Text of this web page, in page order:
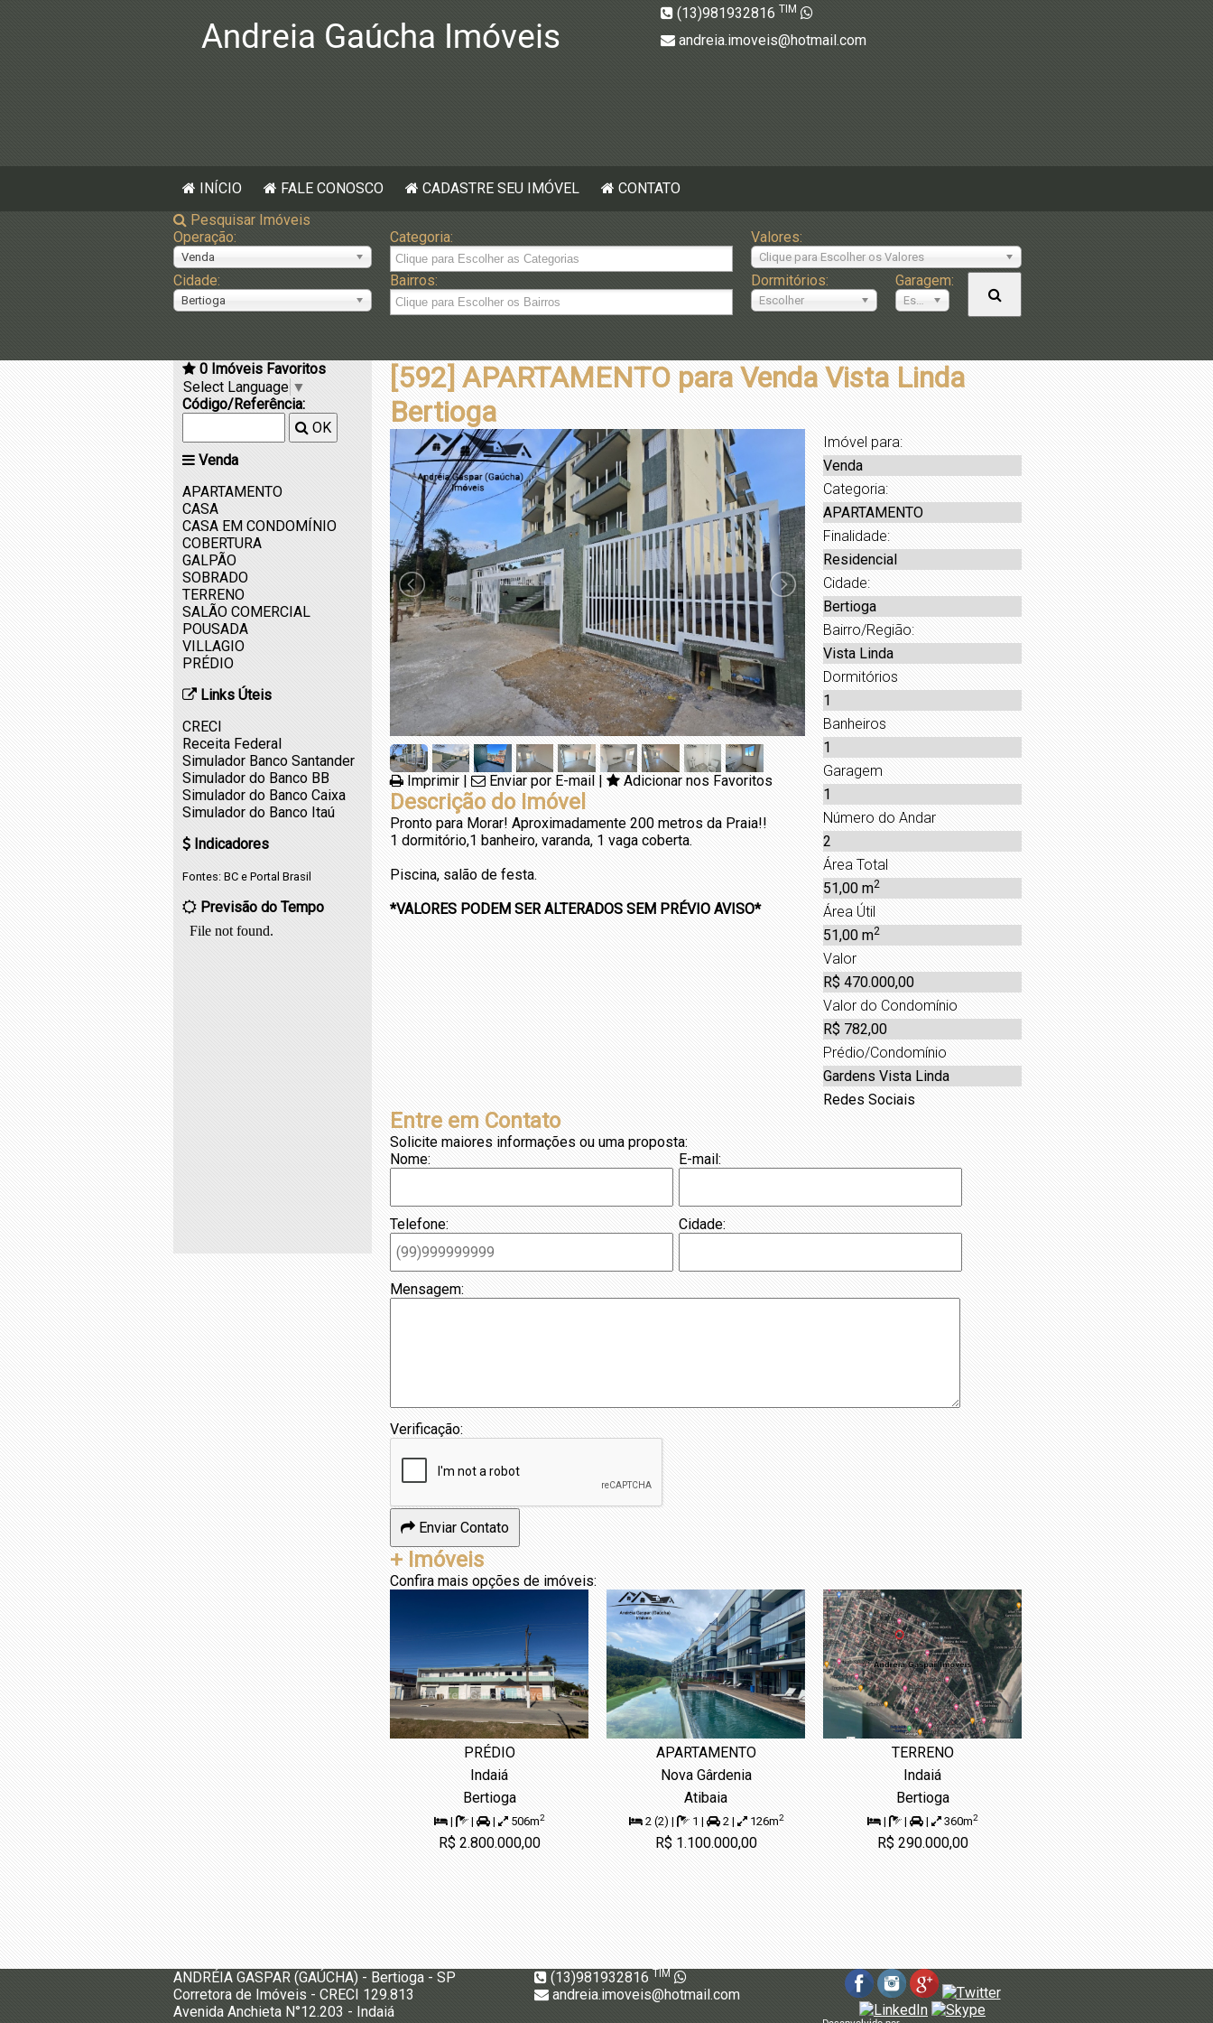
(13)981932816 TIM
andreia.imoveis@hotmail.com
INÍCIO FALE CONOSCO CADASTRE SEU IMÓVEL
CONTATO
Pesquisar Imóveis
Operação:
Venda
Categoria: Valores:
Clique para Escolher os Valores
Cidade:
Bertioga
Bairros: Dormitórios:
Escolher
Garagem:
Escolher
0 Imóveis Favoritos
Select Language ▼
Código/Referência:
OK
Venda
APARTAMENTO
CASA
CASA EM CONDOMÍNIO
COBERTURA
GALPÃO
SOBRADO
TERRENO
SALÃO COMERCIAL
POUSADA
VILLAGIO
PRÉDIO
Links Úteis
CRECI
Receita Federal
Simulador Banco Santander
Simulador do Banco BB
Simulador do Banco Caixa
Simulador do Banco Itaú
Indicadores
Fontes: BC e Portal Brasil
Previsão do Tempo
[592] APARTAMENTO para Venda Vista Linda
Bertioga
Imprimir | Enviar por E-mail | Adicionar nos Favoritos
Descrição do Imóvel
Pronto para Morar! Aproximadamente 200 metros da Praia!!
1 dormitório,1 banheiro, varanda, 1 vaga coberta.
Piscina, salão de festa.
*VALORES PODEM SER ALTERADOS SEM PRÉVIO AVISO*
Imóvel para:
Venda
Categoria:
APARTAMENTO
Finalidade:
Residencial
Cidade:
Bertioga
Bairro/Região:
Vista Linda
Dormitórios
1
Banheiros
1
Garagem
1
Número do Andar
2
Área Total
51,00 m2
Área Útil
51,00 m2
Valor
R$ 470.000,00
Valor do Condomínio
R$ 782,00
Prédio/Condomínio
Gardens Vista Linda
Redes Sociais
Entre em Contato
Solicite maiores informações ou uma proposta:
Nome:
Telefone:
E-mail:
Cidade:
Mensagem:
Verificação:
Enviar Contato
+ Imóveis
Confira mais opções de imóveis:
PRÉDIO
Indaiá
Bertioga
| | | 506m2
R$ 2.800.000,00
APARTAMENTO
Nova Gârdenia
Atibaia
2 (2) | 1 | 2 | 126m2
R$ 1.100.000,00
TERRENO
Indaiá
Bertioga
| | | 360m2
R$ 290.000,00
ANDRÉIA GASPAR (GAÚCHA) - Bertioga - SP
Corretora de Imóveis - CRECI 129.813
Avenida Anchieta N°12.203 - Indaiá
(13)981932816 TIM
andreia.imoveis@hotmail.com